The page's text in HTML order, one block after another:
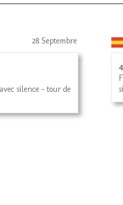
28 Septembre
silence - tour de